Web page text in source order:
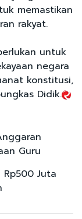
memastikan
rakyat.
untuk
negara
konstitusi,
Didik.
Guru
Rp500 Juta